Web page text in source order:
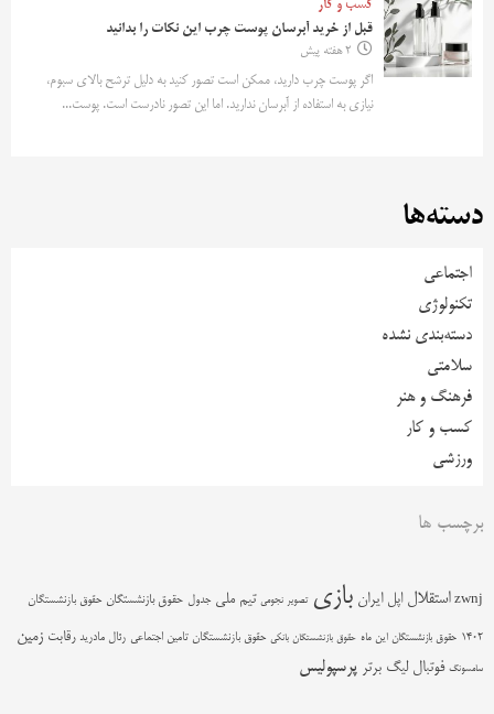
کسب و کار
قبل از خرید آبرسان پوست چرب این نکات را بدانید
2 هفته پیش
اگر پوست چرب دارید، ممکن است تصور کنید به دلیل ترشح بالای سبوم،
نیازی به استفاده از آبرسان ندارید. اما این تصور نادرست است. پوست...
دسته‌ها
اجتماعی
تکنولوژی
دسته‌بندی نشده
سلامتی
فرهنگ و هنر
کسب و کار
ورزشی
برچسب ها
zwnj استقلال اپل ایران بازی تصویر نجومی تیم ملی جدول حقوق بازنشستگان حقوق بازنشستگان
1402 حقوق بازنشستگان این ماه حقوق بازنشستگان بانکی حقوق بازنشستگان تامین اجتماعی رئال مادرید رقابت زمین
سامسونگ فوتبال لیگ برتر پرسپولیس